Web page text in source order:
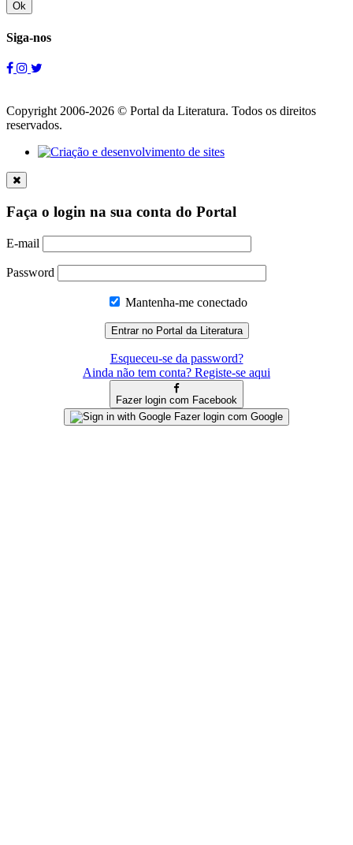
Ok
Siga-nos
Copyright 2006-2026 © Portal da Literatura. Todos os direitos
reservados.
Faça o login na sua conta do Portal
E-mail
Password
Mantenha-me conectado
Esqueceu-se da password?
Ainda não tem conta? Registe-se aqui
Fazer login com Facebook
Fazer login com Google